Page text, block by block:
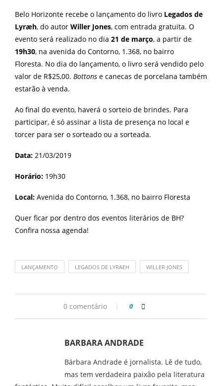
Belo Horizonte recebe o lançamento do livro Legados de
Lyræh, do autor Willer Jones, com entrada gratuita. O
evento será realizado no dia 21 de março, a partir de
19h30, na avenida do Contorno, 1.368, no bairro
Floresta. No dia do lançamento, o livro será vendido pelo
valor de R$25,00. Bottons e canecas de porcelana também
estarão à venda.
Ao final do evento, haverá o sorteio de brindes. Para
participar, é só assinar a lista de presença no local e
torcer para ser o sorteado ou a sorteada.
Data: 21/03/2019
Horário: 19h30
Local: Avenida do Contorno, 1.368, no bairro Floresta
Quer ficar por dentro dos eventos literários de BH?
Confira nossa agenda!
LANÇAMENTO LEGADOS DE LYRAEH WILLER JONES
0 comentário 0
BARBARA ANDRADE
Bárbara Andrade é jornalista. Lê de tudo,
mas tem verdadeira paixão pela literatura